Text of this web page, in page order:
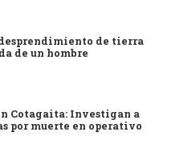
de tierra
de un hombre
Cotagaita: Investigan a
por muerte en operativo